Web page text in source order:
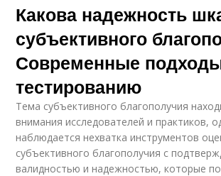
Какова надежность
субъективного
Современные
тестированию
Тема субъективного благополучия
внимания исследователей и практиков,
наблюдается нехватка инструментов
субъективного благополучия с
валидностью и надежностью, которые